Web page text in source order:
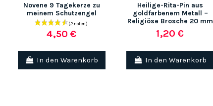
Novene 9 Tagekerze zu
meinem Schutzengel
4,50 €
In den Warenkorb
Heilige-Rita-Pin aus
goldfarbenem Metall –
Religiöse Brosche 20 mm
1,20 €
In den Warenkorb